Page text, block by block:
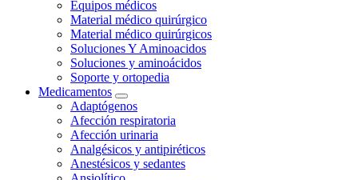
Equipos médicos
Material médico quirúrgico
Material médico quirúrgicos
Soluciones Y Aminoacidos
Soluciones y aminoácidos
Soporte y ortopedia
Medicamentos
Adaptógenos
Afección respiratoria
Afección urinaria
Analgésicos y antipiréticos
Anestésicos y sedantes